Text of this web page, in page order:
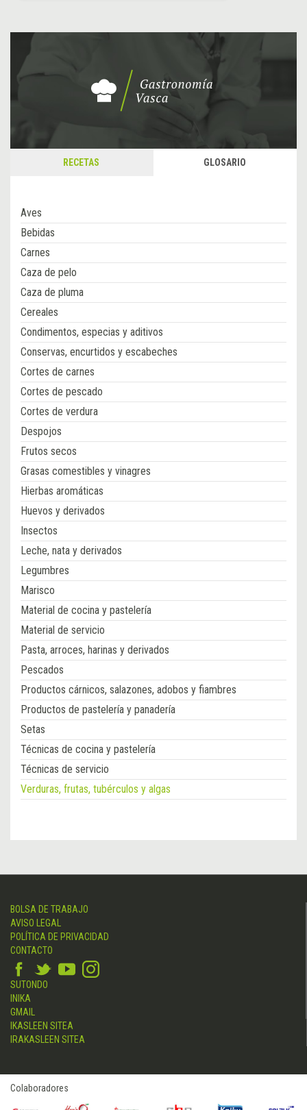
RECETAS GLOSARIO
Aves
Bebidas
Carnes
Caza de pelo
Caza de pluma
Cereales
Condimentos, especias y aditivos
Conservas, encurtidos y escabeches
Cortes de carnes
Cortes de pescado
Cortes de verdura
Despojos
Frutos secos
Grasas comestibles y vinagres
Hierbas aromáticas
Huevos y derivados
Insectos
Leche, nata y derivados
Legumbres
Marisco
Material de cocina y pastelería
Material de servicio
Pasta, arroces, harinas y derivados
Pescados
Productos cárnicos, salazones, adobos y fiambres
Productos de pastelería y panadería
Setas
Técnicas de cocina y pastelería
Técnicas de servicio
Verduras, frutas, tubérculos y algas
BOLSA DE TRABAJO
AVISO LEGAL
POLÍTICA DE PRIVACIDAD
CONTACTO
SUTONDO
INIKA
GMAIL
IKASLEEN SITEA
IRAKASLEEN SITEA
Colaboradores